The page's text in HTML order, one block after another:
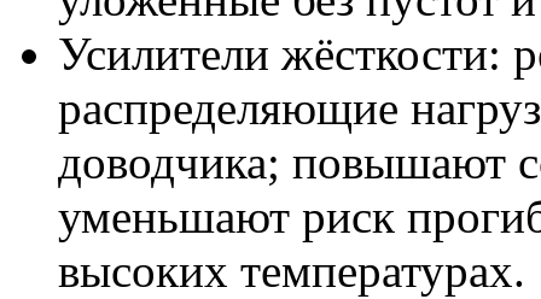
Усилители жёсткости:
распределяющие
доводчика; повышают
уменьшают риск
высоких температурах.